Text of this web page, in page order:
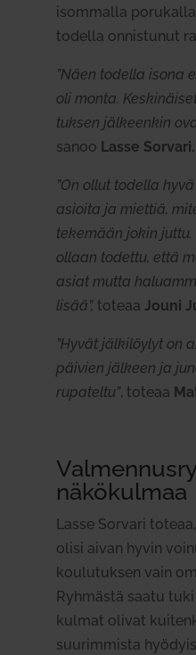
isom­malla
todella onnis­tunut
”Näen todella isona
oli monta.
tuksen jäl­keenkin
sanoo Lasse Sorvari.
”On ollut todella
asioita ja miettiä,
tekemään jokin
ollaan todettu, että
asiat mutta
lisää”, toteaa Jouni
”Hyvät jäl­ki­löylyt on
päivien jälkeen ja
rupa­teltu”, toteaa
näkö­kulmaa
Lasse Sorvari
olisi aivan hyvin
kou­lu­tuksen vain
Ryh­mästä saatu
kulmat olivat
suu­rim­mista